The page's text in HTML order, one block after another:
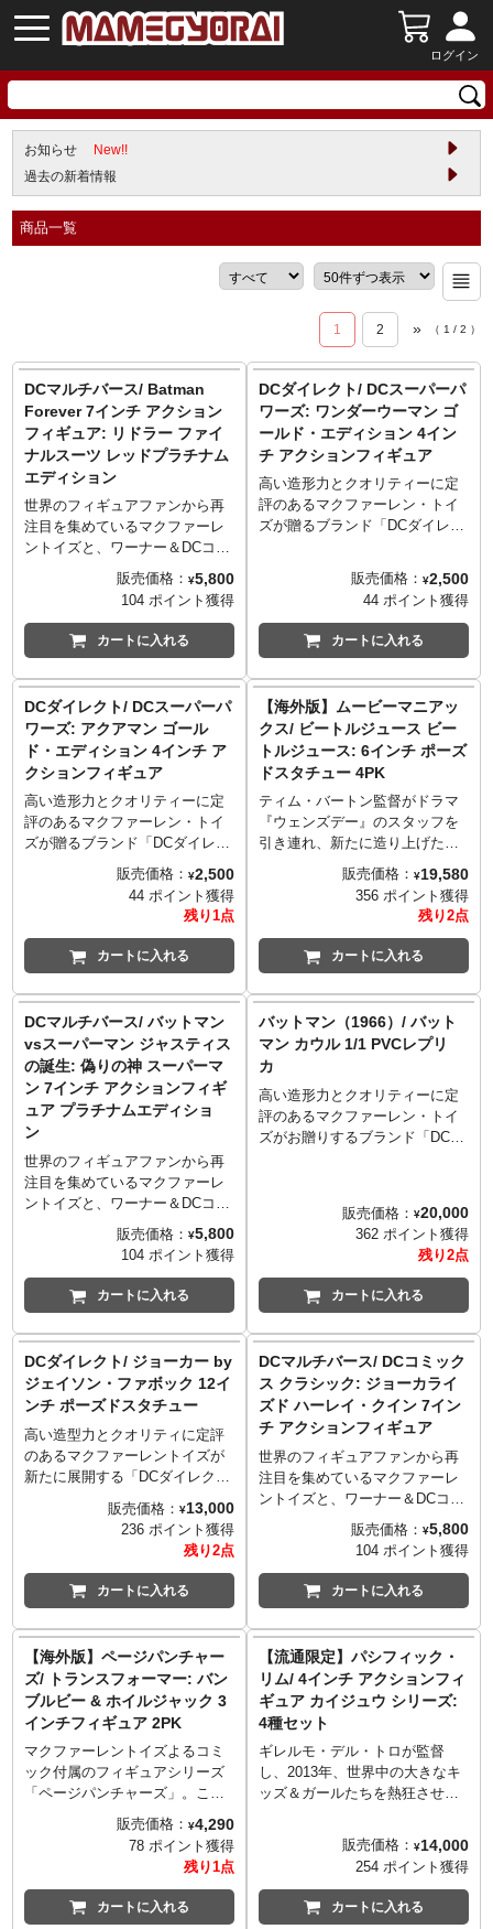
ログイン
お知らせ
New!!
過去の新着情報
商品一覧
1 2 » （ 1 / 2 ）
DCマルチバース/ Batman
Forever 7インチ アクション
フィギュア: リドラー ファイ
ナルスーツ レッドプラチナム
エディション
世界のフィギュアファンから再
注目を集めているマクファーレ
ントイズと、ワーナー＆DCコミ
ックスが強力タッグで展開する7
インチフィギュアシリーズ「DC
マルチバース」。映画『バット
マン フォーエヴァー』に登場す
るジム・キャリー演じるリドラ
化！今回はクライマックスシー
ンをフィーチャーし、造形や質
感にこだわり、細部に至るまで
再現。アクセサリーとして杖、
差し替え用ハンドパーツが付属
します。
販売価格： ¥5,800
104 ポイント獲得
カートに入れる
DCダイレクト/ DCスーパーパ
ワーズ: ワンダーウーマン ゴ
ールド・エディション 4イン
チ アクションフィギュア
高い造形力とクオリティーに定
評のあるマクファーレン・トイ
ズが贈るブランド「DCダイレク
発売を開始した「スーパーパワ
ーズ」シリーズにインスパイア
された「DCスーパーパワーズ」
シリーズとして、ワンダーウー
マン（ゴールド・エディショ
じさせるデザインはもちろん、
スーパーパワーズロゴがたまら
ないバックカードにも注目で
す。武器として真実の投げ縄が
付属。
販売価格： ¥2,500
44 ポイント獲得
カートに入れる
DCダイレクト/ DCスーパーパ
ワーズ: アクアマン ゴール
ド・エディション 4インチ ア
クションフィギュア
高い造形力とクオリティーに定
評のあるマクファーレン・トイ
ズが贈るブランド「DCダイレク
ト」から、ケナー社が1984年に
発売を開始した「スーパーパワ
ーズ」シリーズにインスパイア
された「DCスーパーパワーズ」
シリーズとして、アクアマン
（ゴールド・エディション）が
登場！当時の雰囲気を感じさせ
ーパワーズロゴがたまらないバ
ックカードにも注目です。武器
としてトライデントが付属。
販売価格： ¥2,500
44 ポイント獲得
残り1点
カートに入れる
【海外版】ムービーマニアッ
クス/ ビートルジュース ビー
トルジュース: 6インチ ポーズ
ドスタチュー 4PK
ティム・バートン監督がドラマ
『ウェンズデー』のスタッフを
引き連れ、新たに造り上げた映
画『ビートルジュース ビートル
ジュース』が、復活を遂げたマ
クファーレントイズの「ムービ
ーマニアックス」シリーズより
登場！こちらは、マイケル・キ
ートン演じるビートルジュー
ス、ジェナ・オルテガ演じるア
ビービートルジュース、ボブや
サンドワームを加えたBOXセッ
ト。
販売価格： ¥19,580
356 ポイント獲得
残り2点
カートに入れる
DCマルチバース/ バットマン
vsスーパーマン ジャスティス
の誕生: 偽りの神 スーパーマ
ン 7インチ アクションフィギ
ュア プラチナムエディショ
ン
世界のフィギュアファンから再
注目を集めているマクファーレ
ントイズと、ワーナー＆DCコミ
ックスが強力タッグで展開する
７インチフィギュアシリーズ
「DCマルチバース」。
映画『バットマンvsスーパーマ
ン ジャスティスの誕生』より
でラインナップ！「偽りの神」
と胸に落書きされたを銅像全高
約18センチ、約22箇所可動でア
クションフィギュア化され、造
形や質感にこだわり、細部に至
るまで再現、差し替え用ハンド
付属します。
販売価格： ¥5,800
104 ポイント獲得
カートに入れる
バットマン（1966）/ バット
マン カウル 1/1 PVCレプリ
カ
高い造形力とクオリティーに定
評のあるマクファーレン・トイ
ズがお贈りするブランド「DCダ
座含む高さ約53cmとライフサイ
ズならではの迫力と満足感！特
徴的な丸みを帯びたシルエット
なども再現。
販売価格： ¥20,000
362 ポイント獲得
残り2点
カートに入れる
DCダイレクト/ ジョーカー by
ジェイソン・ファボック 12イ
ンチ ポーズドスタチュー
高い造型力とクオリティに定評
のあるマクファーレントイズが
新たに展開する「DCダイレク
アーティストのジェイソン・フ
ァボックによるコミック
『Batman: Three Jokers』で描
かれたジョーカーを、全高約
29cmのスタチューとして立体
情、鮮やかなパープルのジャケ
ットとイエローのベストなど細
部までコダワリが詰まっていま
す。パッケージの裏面には、ジ
ェイソン・ファボックが描いた
カバーアートもデザインされて
います。
販売価格： ¥13,000
236 ポイント獲得
残り2点
カートに入れる
DCマルチバース/ DCコミック
ス クラシック: ジョーカライ
ズド ハーレイ・クイン 7イン
チ アクションフィギュア
世界のフィギュアファンから再
注目を集めているマクファーレ
ントイズと、ワーナー＆DCコミ
ックスが強力タッグで展開する
「DCマルチバース」シリーズ。
ディスプレイ時のポーズが映え
る可動、あっと驚くマニアック
なラインナップなど、DCファン
す。
コミックに登場する、クラシッ
クスタイル、かつジョーカー風
にアレンジされたハーレイ・ク
インを、全高約18センチ、約22
箇所可動でアクションフィギュ
ア化！造形や質感にこだわり、
細部に至るまで再現。ハンマ
クターカードがディスプレイで
きる特製スタンドが付属。
販売価格： ¥5,800
104 ポイント獲得
カートに入れる
【海外版】ページパンチャー
ズ/ トランスフォーマー: バン
ブルビー & ホイルジャック 3
インチフィギュア 2PK
マクファーレントイズよるコミ
ック付属のフィギュアシリーズ
「ページパンチャーズ」。こち
らは「トランスフォーマー」よ
り、小さな体に優しく強い気持
ちをもった「バンブルビー」と
武器を日々開発する科学者「ホ
イルジャック」の2PK。双方の
カバーアートが見応えあるコミ
販売価格： ¥4,290
78 ポイント獲得
残り1点
カートに入れる
【流通限定】パシフィック・
リム/ 4インチ アクションフィ
ギュア カイジュウ シリーズ:
4種セット
ギレルモ・デル・トロが監督
し、2013年、世界中の大きなキ
ッズ＆ガールたちを熱狂させた
そんなSF映画に一石を投じた作
品が、マクファーレントイズか
らこの2023年にアクションフィ
ギュア化となりました！ライン
ナップするのはライジュウ、ナ
販売価格： ¥14,000
254 ポイント獲得
カートに入れる